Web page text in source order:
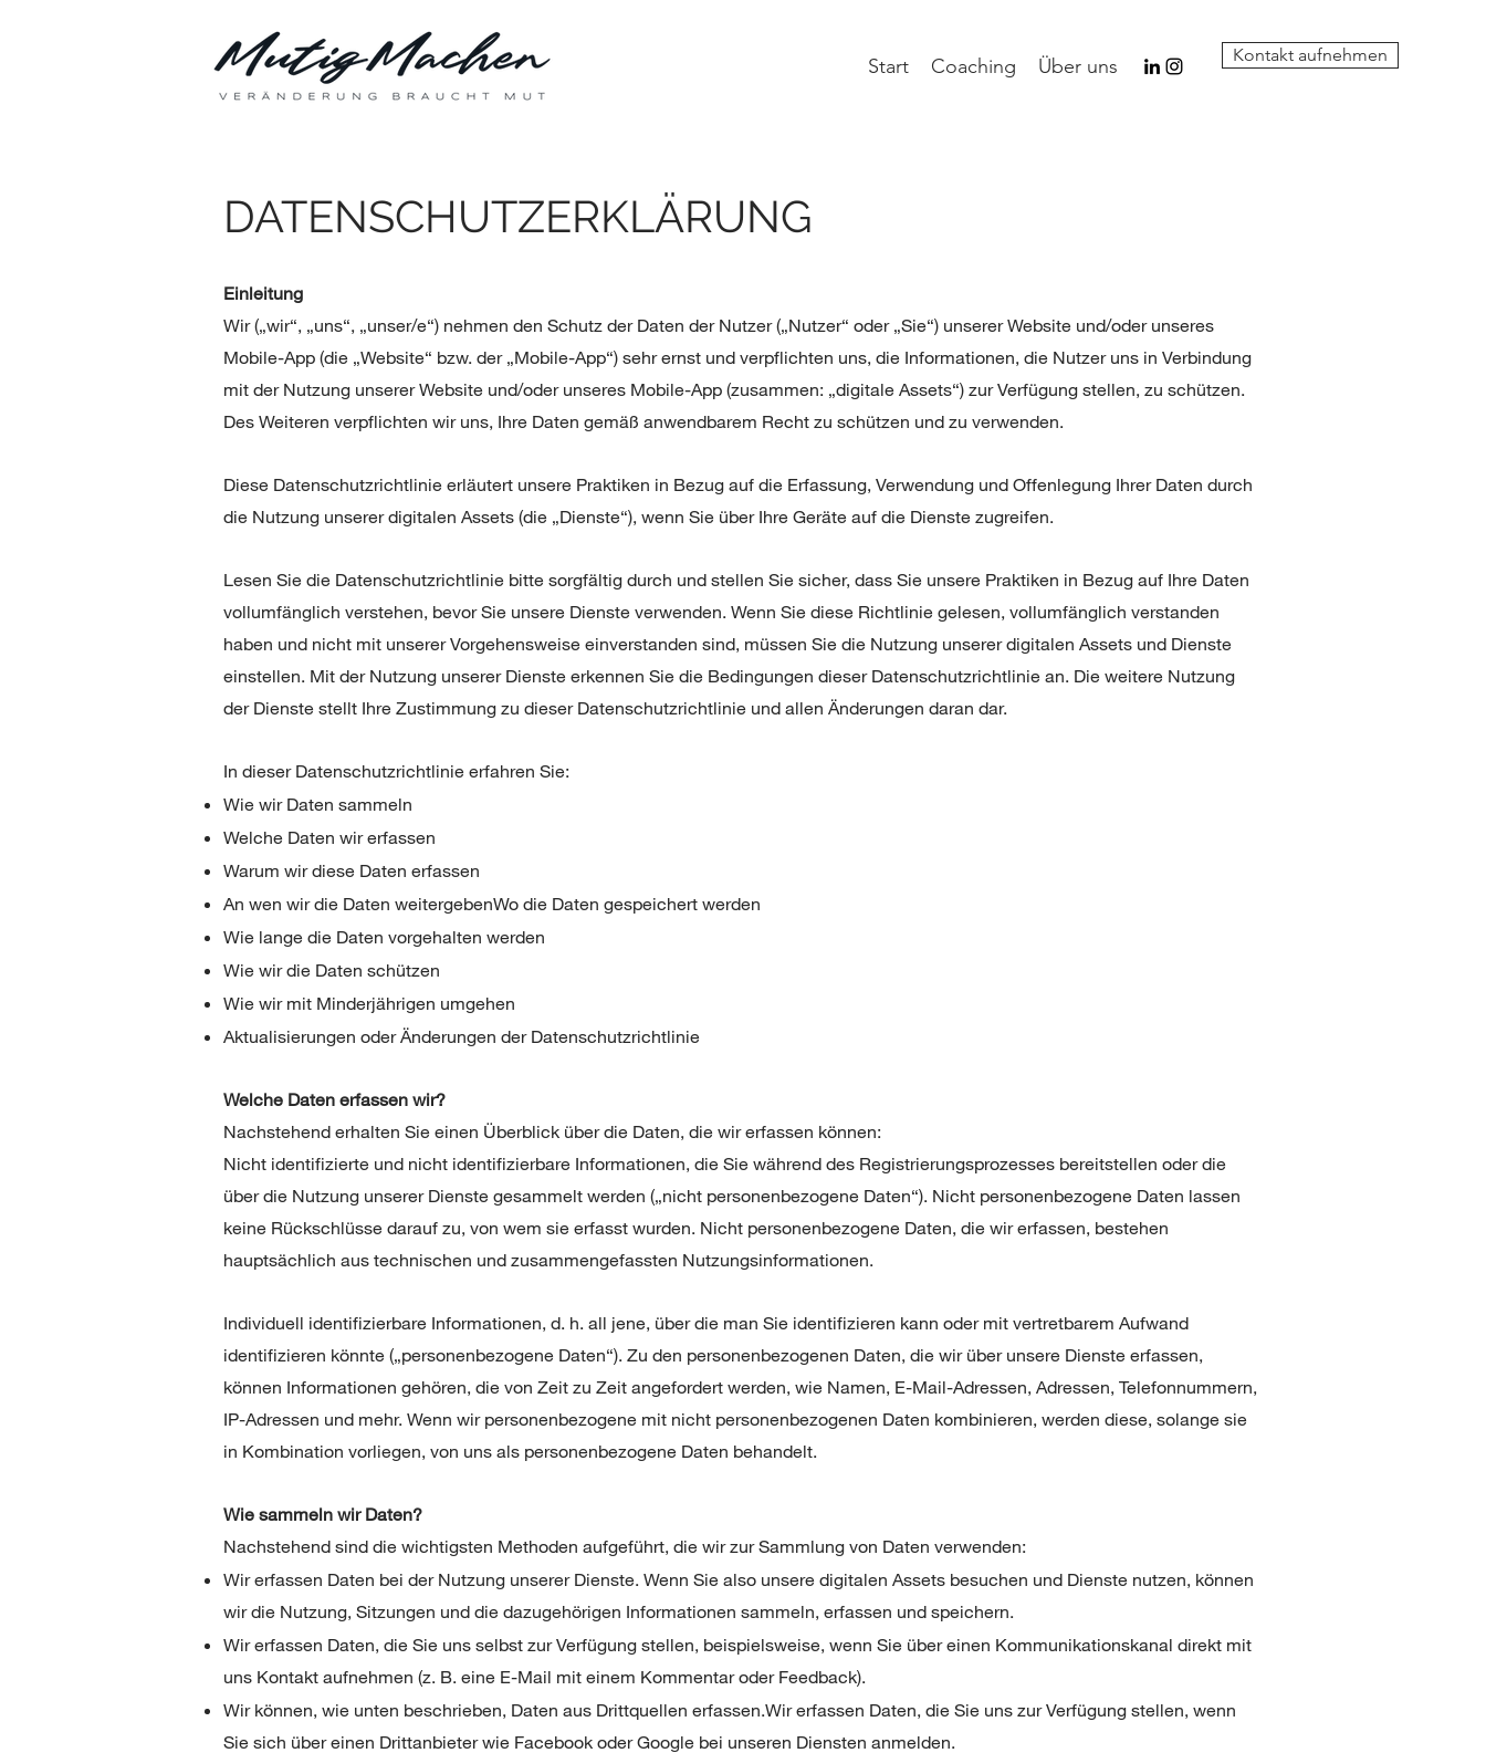
Start Coaching Über uns Kontakt aufnehmen
DATENSCHUTZERKLÄRUNG
Einleitung
Wir („wir“, „uns“, „unser/e“) nehmen den Schutz der Daten der Nutzer („Nutzer“ oder „Sie“) unserer Website und/oder unseres
Mobile-App (die „Website“ bzw. der „Mobile-App“) sehr ernst und verpflichten uns, die Informationen, die Nutzer uns in Verbindung
mit der Nutzung unserer Website und/oder unseres Mobile-App (zusammen: „digitale Assets“) zur Verfügung stellen, zu schützen.
Des Weiteren verpflichten wir uns, Ihre Daten gemäß anwendbarem Recht zu schützen und zu verwenden.
Diese Datenschutzrichtlinie erläutert unsere Praktiken in Bezug auf die Erfassung, Verwendung und Offenlegung Ihrer Daten durch
die Nutzung unserer digitalen Assets (die „Dienste“), wenn Sie über Ihre Geräte auf die Dienste zugreifen.
Lesen Sie die Datenschutzrichtlinie bitte sorgfältig durch und stellen Sie sicher, dass Sie unsere Praktiken in Bezug auf Ihre Daten
vollumfänglich verstehen, bevor Sie unsere Dienste verwenden. Wenn Sie diese Richtlinie gelesen, vollumfänglich verstanden
haben und nicht mit unserer Vorgehensweise einverstanden sind, müssen Sie die Nutzung unserer digitalen Assets und Dienste
einstellen. Mit der Nutzung unserer Dienste erkennen Sie die Bedingungen dieser Datenschutzrichtlinie an. Die weitere Nutzung
der Dienste stellt Ihre Zustimmung zu dieser Datenschutzrichtlinie und allen Änderungen daran dar.
In dieser Datenschutzrichtlinie erfahren Sie:
Wie wir Daten sammeln
Welche Daten wir erfassen
Warum wir diese Daten erfassen
An wen wir die Daten weitergebenWo die Daten gespeichert werden
Wie lange die Daten vorgehalten werden
Wie wir die Daten schützen
Wie wir mit Minderjährigen umgehen
Aktualisierungen oder Änderungen der Datenschutzrichtlinie
Welche Daten erfassen wir?
Nachstehend erhalten Sie einen Überblick über die Daten, die wir erfassen können:
Nicht identifizierte und nicht identifizierbare Informationen, die Sie während des Registrierungsprozesses bereitstellen oder die
über die Nutzung unserer Dienste gesammelt werden („nicht personenbezogene Daten“). Nicht personenbezogene Daten lassen
keine Rückschlüsse darauf zu, von wem sie erfasst wurden. Nicht personenbezogene Daten, die wir erfassen, bestehen
hauptsächlich aus technischen und zusammengefassten Nutzungsinformationen.
Individuell identifizierbare Informationen, d. h. all jene, über die man Sie identifizieren kann oder mit vertretbarem Aufwand
identifizieren könnte („personenbezogene Daten“). Zu den personenbezogenen Daten, die wir über unsere Dienste erfassen,
können Informationen gehören, die von Zeit zu Zeit angefordert werden, wie Namen, E-Mail-Adressen, Adressen, Telefonnummern,
IP-Adressen und mehr. Wenn wir personenbezogene mit nicht personenbezogenen Daten kombinieren, werden diese, solange sie
in Kombination vorliegen, von uns als personenbezogene Daten behandelt.
Wie sammeln wir Daten?
Nachstehend sind die wichtigsten Methoden aufgeführt, die wir zur Sammlung von Daten verwenden:
Wir erfassen Daten bei der Nutzung unserer Dienste. Wenn Sie also unsere digitalen Assets besuchen und Dienste nutzen, können
wir die Nutzung, Sitzungen und die dazugehörigen Informationen sammeln, erfassen und speichern.
Wir erfassen Daten, die Sie uns selbst zur Verfügung stellen, beispielsweise, wenn Sie über einen Kommunikationskanal direkt mit
uns Kontakt aufnehmen (z. B. eine E-Mail mit einem Kommentar oder Feedback).
Wir können, wie unten beschrieben, Daten aus Drittquellen erfassen.Wir erfassen Daten, die Sie uns zur Verfügung stellen, wenn
Sie sich über einen Drittanbieter wie Facebook oder Google bei unseren Diensten anmelden.